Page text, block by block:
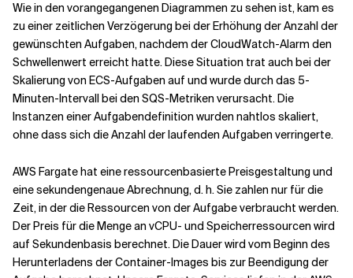
Wie in den vorangegangenen Diagrammen zu sehen ist, kam es
zu einer zeitlichen Verzögerung bei der Erhöhung der Anzahl der
gewünschten Aufgaben, nachdem der CloudWatch-Alarm den
Schwellenwert erreicht hatte. Diese Situation trat auch bei der
Skalierung von ECS-Aufgaben auf und wurde durch das 5-
Minuten-Intervall bei den SQS-Metriken verursacht. Die
Instanzen einer Aufgabendefinition wurden nahtlos skaliert,
ohne dass sich die Anzahl der laufenden Aufgaben verringerte.
AWS Fargate hat eine ressourcenbasierte Preisgestaltung und
eine sekundengenaue Abrechnung, d. h. Sie zahlen nur für die
Zeit, in der die Ressourcen von der Aufgabe verbraucht werden.
Der Preis für die Menge an vCPU- und Speicherressourcen wird
auf Sekundenbasis berechnet. Die Dauer wird vom Beginn des
Herunterladens der Container-Images bis zur Beendigung der